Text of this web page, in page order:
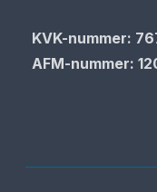
KVK-nummer:
AFM-nummer: